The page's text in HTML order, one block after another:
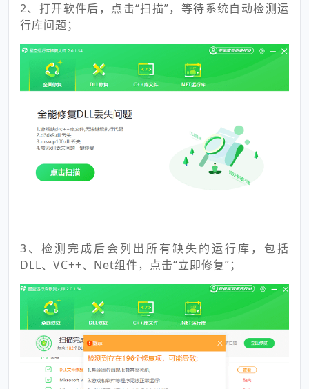
2、打开软件后，点击“扫描”，等待系统自动检测运
行库问题；
3、检测完成后会列出所有缺失的运行库，包括
DLL、VC++、Net组件，点击“立即修复”；